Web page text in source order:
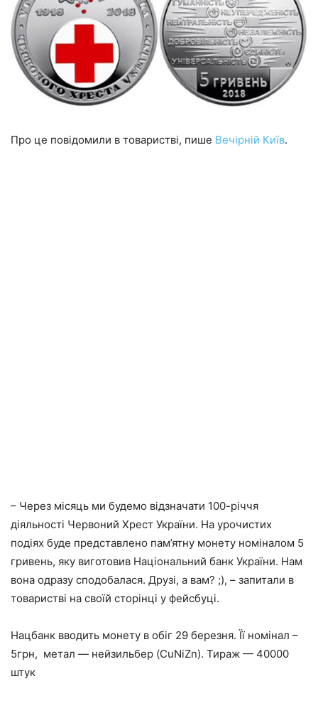
Про це повідомили в товаристві, пише Вечірній Київ.
– Через місяць ми будемо відзначати 100-річчя
діяльності Червоний Хрест України. На урочистих
подіях буде представлено пам’ятну монету номіналом 5
гривень, яку виготовив Національний банк України. Нам
вона одразу сподобалася. Друзі, а вам? ;), – запитали в
товаристві на своїй сторінці у фейсбуці.
Нацбанк вводить монету в обіг 29 березня. Її номінал –
5грн, метал — нейзильбер (CuNiZn). Тираж — 40000
штук